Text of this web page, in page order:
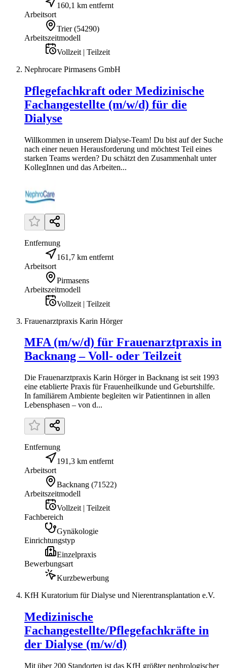
160,1 km entfernt
Arbeitsort
Trier (54290)
Arbeitszeitmodell
Vollzeit | Teilzeit
Nephrocare Pirmasens GmbH
Pflegefachkraft oder Medizinische
Fachangestellte (m/w/d) für die
Dialyse
Willkommen in unserem Dialyse-Team! Du bist auf der Suche
nach einer neuen Herausforderung und möchtest Teil eines
starken Teams werden? Du schätzt den Zusammenhalt unter
KollegInnen und das Arbeiten...
Entfernung
161,7 km entfernt
Arbeitsort
Pirmasens
Arbeitszeitmodell
Vollzeit | Teilzeit
Frauenarztpraxis Karin Hörger
MFA (m/w/d) für Frauenarztpraxis in
Backnang – Voll- oder Teilzeit
Die Frauenarztpraxis Karin Hörger in Backnang ist seit 1993
eine etablierte Praxis für Frauenheilkunde und Geburtshilfe.
In familiärem Ambiente begleiten wir Patientinnen in allen
Lebensphasen – von d...
Entfernung
191,3 km entfernt
Arbeitsort
Backnang (71522)
Arbeitszeitmodell
Vollzeit | Teilzeit
Fachbereich
Gynäkologie
Einrichtungstyp
Einzelpraxis
Bewerbungsart
Kurzbewerbung
KfH Kuratorium für Dialyse und Nierentransplantation e.V.
Medizinische
Fachangestellte/Pflegefachkräfte in
der Dialyse (m/w/d)
Mit über 200 Standorten ist das KfH größter nephrologischer